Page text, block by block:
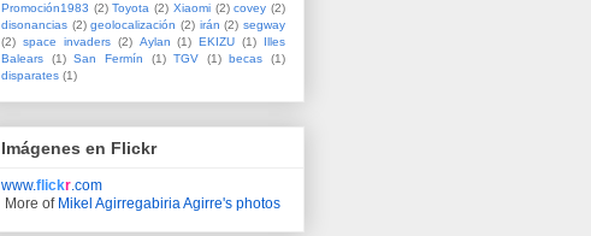
Promoción1983 (2) Toyota (2) Xiaomi (2) covey (2)
disonancias (2) geolocalización (2) irán (2) segway
(2) space invaders (2) Aylan (1) EKIZU (1)
Illes
Balears
(1) San Fermín (1) TGV (1) becas
(1)
disparates (1)
Imágenes en Flickr
www.flickr .com
More of Mikel Agirregabiria Agirre's photos